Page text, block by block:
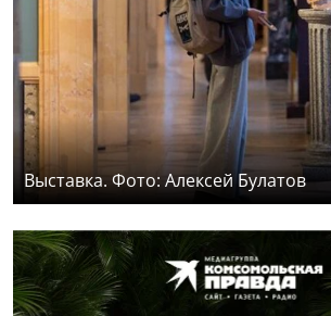
Выставка. Фото: Алексей Булатов